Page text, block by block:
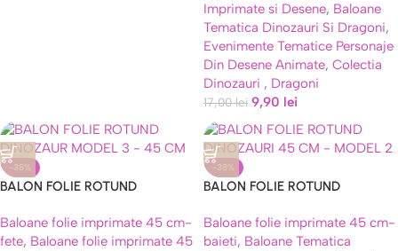
Imprimate si Desene, Baloane
Tematica Dinozauri Si Dragoni,
Evenimente Tematice Personaje
Din Desene Animate, Colectia
Dinozauri , Dragoni
17,00lei 9,90 lei
-38%
BALON FOLIE ROTUND
Baloane folie imprimate 45 cm-
fete, Baloane folie imprimate 45
-38%
BALON FOLIE ROTUND
Baloane folie imprimate 45 cm-
baieti, Baloane Tematica